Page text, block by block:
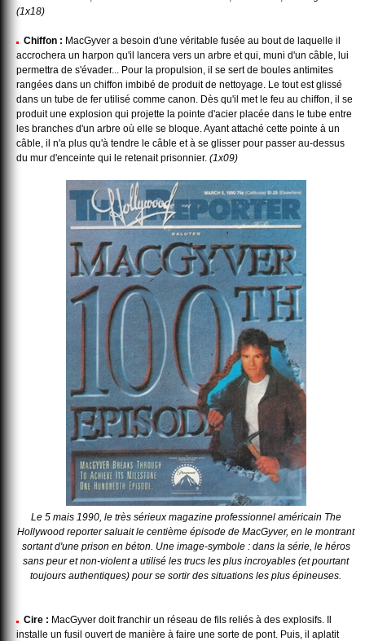
(1x18)
Chiffon : MacGyver a besoin d'une véritable fusée au bout de laquelle il
accrochera un harpon qu'il lancera vers un arbre et qui, muni d'un câble, lui
permettra de s'évader... Pour la propulsion, il se sert de boules antimites
rangées dans un chiffon imbibé de produit de nettoyage. Le tout est glissé
dans un tube de fer utilisé comme canon. Dès qu'il met le feu au chiffon, il se
produit une explosion qui projette la pointe d'acier placée dans le tube entre
les branches d'un arbre où elle se bloque. Ayant attaché cette pointe à un
câble, il n'a plus qu'à tendre le câble et à se glisser pour passer au-dessus
du mur d'enceinte qui le retenait prisonnier. (1x09)
Le 5 mais 1990, le très sérieux magazine professionnel américain The
Hollywood reporter saluait le centième épisode de MacGyver, en le montrant
sortant d'une prison en béton. Une image-symbole : dans la série, le héros
sans peur et non-violent a utilisé les trucs les plus incroyables (et pourtant
toujours authentiques) pour se sortir des situations les plus épineuses.
Cire : MacGyver doit franchir un réseau de fils reliés à des explosifs. Il
installe un fusil ouvert de manière à faire une sorte de pont. Puis, il aplatit